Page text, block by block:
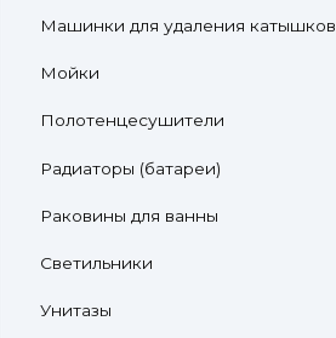
Машинки для удаления катышков
Мойки
Полотенцесушители
Радиаторы (батареи)
Раковины для ванны
Светильники
Унитазы